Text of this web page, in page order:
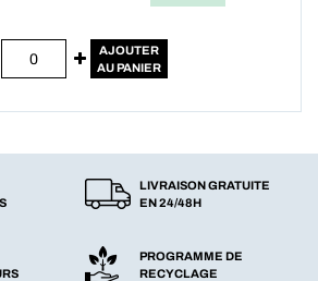
AJOUTER
AU PANIER
LIVRAISON GRATUITE
EN 24/48H
PROGRAMME DE
RECYCLAGE